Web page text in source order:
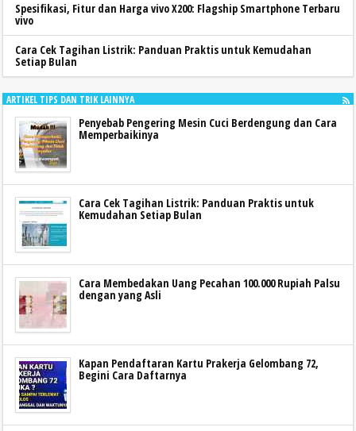
Spesifikasi, Fitur dan Harga vivo X200: Flagship Smartphone Terbaru
vivo
Cara Cek Tagihan Listrik: Panduan Praktis untuk Kemudahan
Setiap Bulan
ARTIKEL TIPS DAN TRIK LAINNYA
Penyebab Pengering Mesin Cuci Berdengung dan Cara
Memperbaikinya
Cara Cek Tagihan Listrik: Panduan Praktis untuk
Kemudahan Setiap Bulan
Cara Membedakan Uang Pecahan 100.000 Rupiah Palsu
dengan yang Asli
Kapan Pendaftaran Kartu Prakerja Gelombang 72,
Begini Cara Daftarnya